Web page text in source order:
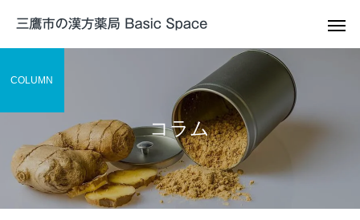
帯状疱疹 / 帯状疱疹後
神経痛の漢方薬治療
漢方薬解説
コラム
COLUMN